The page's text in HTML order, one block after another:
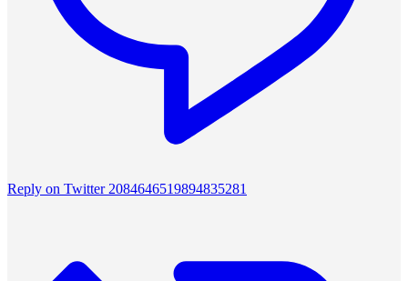
Reply on Twitter 2084646519894835281